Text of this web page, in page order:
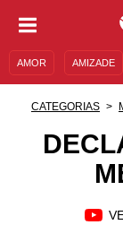
AMOR AMIZADE
MENSAGENS E
CATEGORIAS